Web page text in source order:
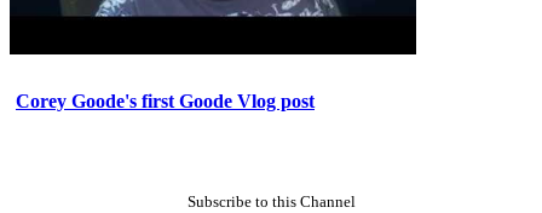
Corey Goode's first Goode Vlog post
Subscribe to this Channel